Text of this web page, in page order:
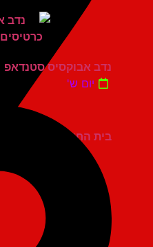
בית החייל תל אביב
נדב אבוקסיס סטנדאפ
יום ש'